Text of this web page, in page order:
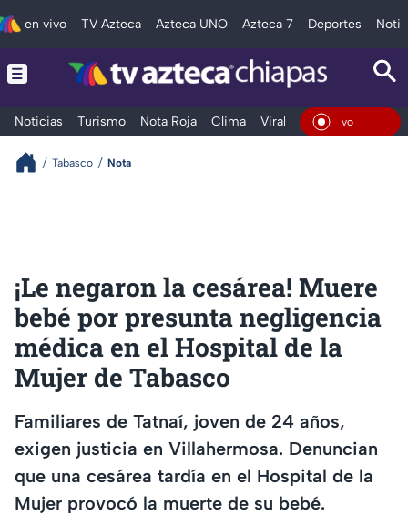
en vivo TV Azteca Azteca UNO Azteca 7 Deportes
Noticias Turismo Nota Roja Clima Viral y Tendencia En
Tabasco Nota
¡Le negaron la cesárea! Muere
bebé por presunta negligencia
médica en el Hospital de la
Mujer de Tabasco
Familiares de Tatnaí, joven de 24 años,
exigen justicia en Villahermosa. Denuncian
que una cesárea tardía en el Hospital de la
Mujer provocó la muerte de su bebé.